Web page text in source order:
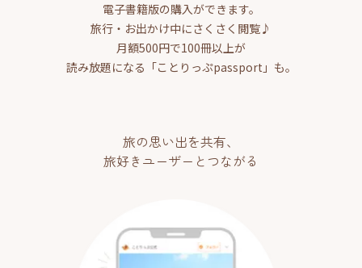
電子書籍版の購入ができます。
旅行・お出かけ中にさくさく閲覧♪
月額500円で100冊以上が
読み放題になる「ことりっぷpassport」も。
旅の思い出を共有、
旅好きユーザーとつながる